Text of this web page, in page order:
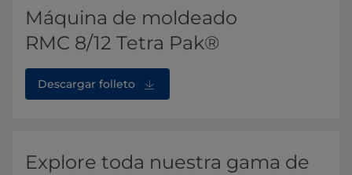
Máquina de moldeado
RMC 8/12 Tetra Pak®
Descargar folleto
Explore toda nuestra gama de